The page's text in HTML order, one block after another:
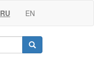
RU EN